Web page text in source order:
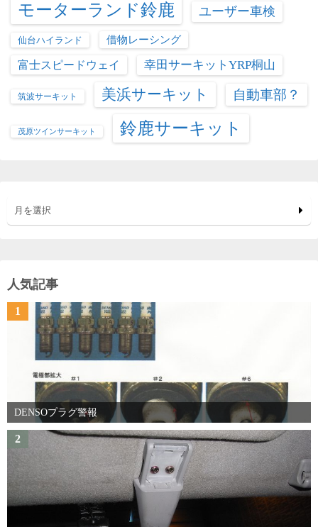
モーターランド鈴鹿 ユーザー車検
仙台ハイランド 借物レーシング
富士スピードウェイ 幸田サーキットYRP桐山
筑波サーキット 美浜サーキット 自動車部？
茂原ツインサーキット 鈴鹿サーキット
月を選択
人気記事
1
DENSOプラグ警報
2